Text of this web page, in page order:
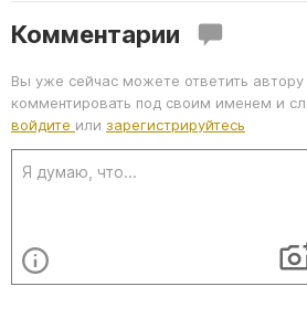
Комментарии
Вы уже сейчас можете ответить автору
комментировать под своим именем и
войдите или зарегистрируйтесь